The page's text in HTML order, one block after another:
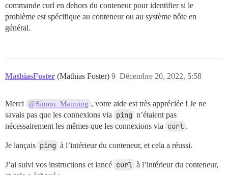
commande curl en dehors du conteneur pour identifier si le
problème est spécifique au conteneur ou au système hôte en
général.
MathiasFoster (Mathias Foster) Décembre 20, 2022, 5:58
9
Merci @Simon_Manning , votre aide est très appréciée ! Je ne
savais pas que les connexions via ping n’étaient pas
nécessairement les mêmes que les connexions via curl .
Je lançais ping à l’intérieur du conteneur, et cela a réussi.
J’ai suivi vos instructions et lancé curl à l’intérieur du conteneur,